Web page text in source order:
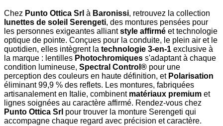
Chez Punto Ottica Srl à Baronissi, retrouvez la collection
lunettes de soleil Serengeti, des montures pensées pour
les personnes exigeantes alliantstyle affirmé et technologie
optique de pointe. Conçues pour la conduite, le plein air et le
quotidien, elles intègrent la technologie 3-en-1 exclusive à
la marque : lentilles Photochromiques s'adaptant à chaque
condition lumineuse, Spectral Control® pour une
perception des couleurs en haute définition, et Polarisation
éliminant 99,9 % des reflets. Les montures, fabriquées
artisanalement en Italie, combinent matériaux premium et
lignes soignées au caractère affirmé. Rendez-vous chez
Punto Ottica Srl pour trouver la monture Serengeti qui
accompagne chaque regard avec précision et caractère.